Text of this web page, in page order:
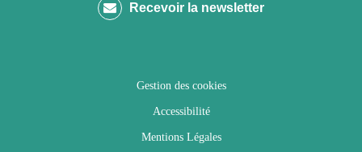
Facebook
TwitterInstagram
Youtube
Recevoir la newsletter
Gestion des cookies
Accessibilité
Mentions Légales